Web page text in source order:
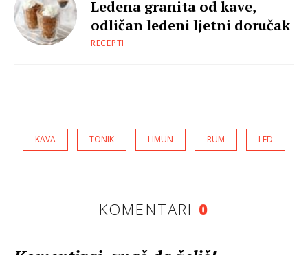
Ledena granita od kave,
odličan ledeni ljetni doručak
RECEPTI
KAVA TONIK LIMUN RUM LED
KOMENTARI 0